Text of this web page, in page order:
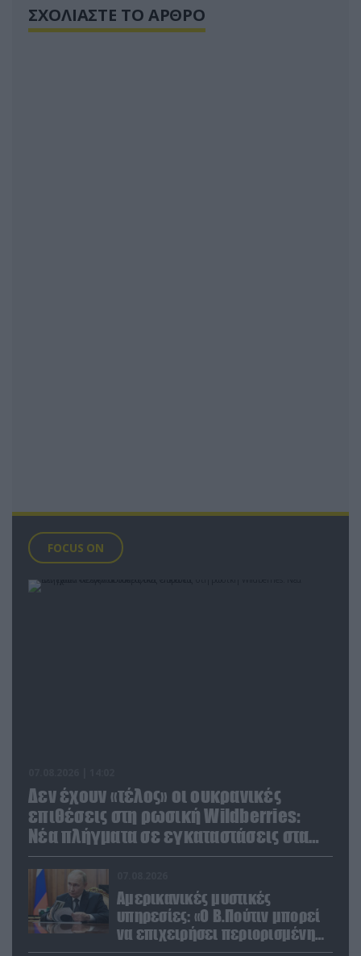
ΣΧΟΛΙΑΣΤΕ ΤΟ ΑΡΘΡΟ
FOCUS ON
Δεν έχουν «τέλος» οι ουκρανικές
επιθέσεις στη ρωσική Wildberries:
Νέα πλήγματα σε εγκαταστάσεις στα
Ουράλια
Αμερικανικές μυστικές
υπηρεσίες: «Ο Β.Πούτιν μπορεί
να επιχειρήσει περιορισμένη
στρατιωτική επιχείρηση στην